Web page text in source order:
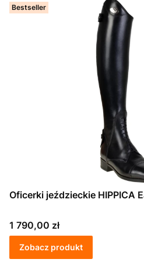
Bestseller
Oficerki jeździeckie HIPPICA
Cena
1 790,00 zł
Zobacz produkt